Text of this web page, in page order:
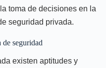
toma de decisiones en la
seguridad privada.
seguridad
existen aptitudes y